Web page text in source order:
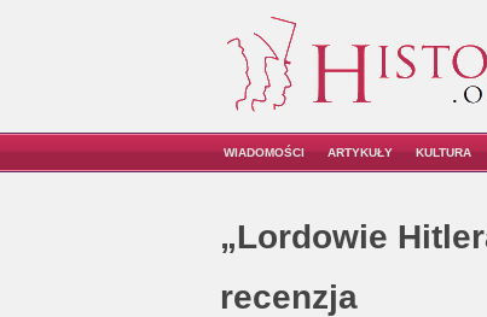
WIADOMOŚCI ARTYKUŁY KULTURA
„Lordowie
recenzja